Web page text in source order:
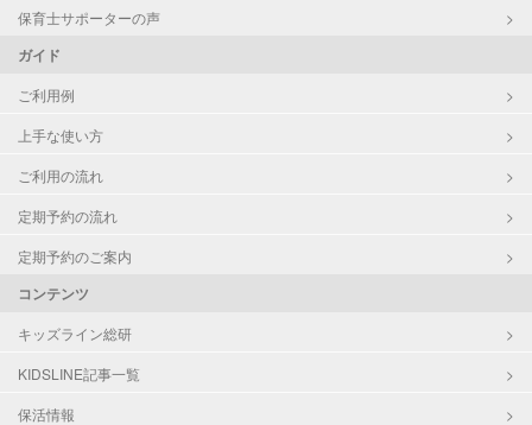
保育士サポーターの声
ガイド
ご利用例
上手な使い方
ご利用の流れ
定期予約の流れ
定期予約のご案内
コンテンツ
キッズライン総研
KIDSLINE記事一覧
保活情報